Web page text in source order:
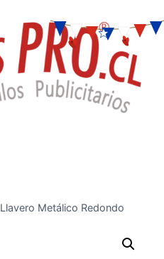
Llavero Metálico Redondo